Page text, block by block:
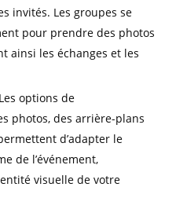
invités. Les groupes se
pour prendre des photos
ainsi les échanges et les
options de
photos, des arrière-plans
d’adapter le
de l’événement,
visuelle de votre